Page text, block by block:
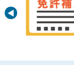
助成・補助金
適正化事業
セミナー・研修
適正化事業